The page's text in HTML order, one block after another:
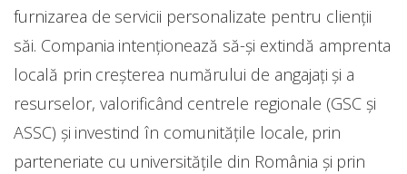
furnizarea de servicii personalizate pentru clienții
săi. Compania intenționează să-și extindă amprenta
locală prin creșterea numărului de angajați și a
resurselor, valorificând centrele regionale (GSC și
ASSC) și investind în comunitățile locale, prin
parteneriate cu universitățile din România și prin